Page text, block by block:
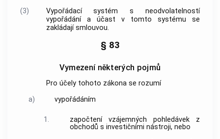
(3)
Vypořádací systém s neodvolatelností
vypořádání a účast v tomto systému se
zakládají smlouvou.
§ 83
Vymezení některých pojmů
Pro účely tohoto zákona se rozumí
a)
vypořádáním
1.
započtení vzájemných pohledávek z
obchodů s investičními nástroji, nebo